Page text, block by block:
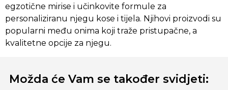
egzotične mirise i učinkovite formule za
personaliziranu njegu kose i tijela. Njihovi proizvodi su
popularni među onima koji traže pristupačne, a
kvalitetne opcije za njegu.
Možda će Vam se također svidjeti: